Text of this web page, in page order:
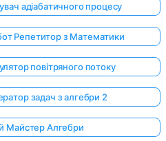
адіабатичного процесу
Репетитор з Математики
повітряного потоку
задач з алгебри 2
Майстер Алгебри